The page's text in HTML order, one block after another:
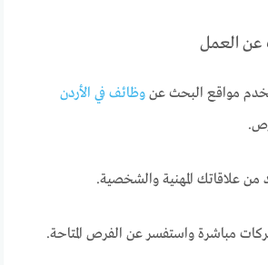
عن العمل
مواقع البحث عنوظائف في الأردن
من علاقاتك المهنية والشخصية.
مباشرة واستفسر عن الفرص المتاحة.